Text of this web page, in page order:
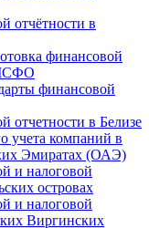
отчётности в
финансовой
МСФО
финансовой
отчетности в Белизе
учета компаний в
Эмиратах (ОАЭ)
и налоговой
островах
и налоговой
Виргинских